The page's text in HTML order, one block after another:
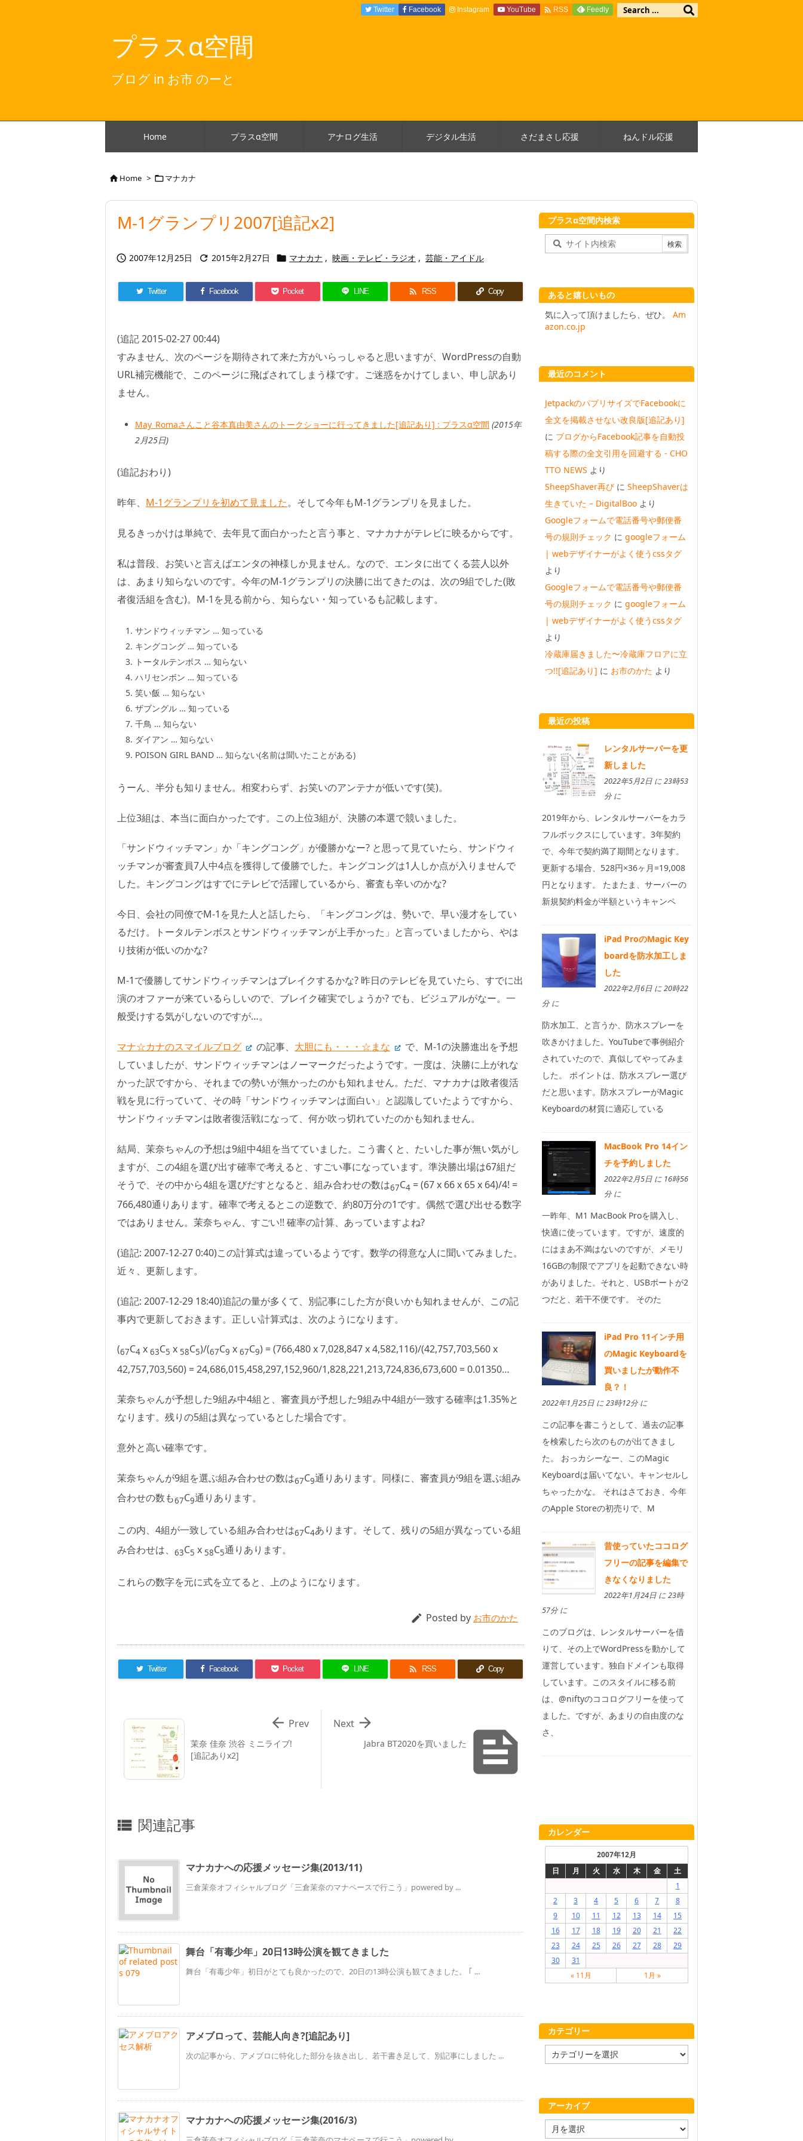
プラスα空間
ブログ in お市 のーと
Home プラスα空間 アナログ生活 デジタル生活 さだまさし応援 ねんドル応援
Twitter Facebook Instagram YouTube  RSS Feedly
Home > マナカナ
M-1グランプリ2007[追記x2]
 2007年12月25日  2015年2月27日  マナカナ , 映画・テレビ・ラジオ , 芸能・アイドル
Twitter Facebook Pocket LINE  RSS Copy
(追記 2015-02-27 00:44)
すみません、次のページを期待されて来た方がいらっしゃると思いますが、WordPressの自動
URL補完機能で、このページに飛ばされてしまう様です。ご迷惑をかけてしまい、申し訳あり
ません。
May_Romaさんこと谷本真由美さんのトークショーに行ってきました[追記あり] : プラスα空間 (2015年
2月25日)
(追記おわり)
昨年、 M-1グランプリを初めて見ました。そして今年もM-1グランプリを見ました。
見るきっかけは単純で、去年見て面白かったと言う事と、マナカナがテレビに映るからです。
私は普段、お笑いと言えばエンタの神様しか見ません。なので、エンタに出てくる芸人以外
は、あまり知らないのです。今年のM-1グランプリの決勝に出てきたのは、次の9組でした(敗
者復活組を含む)。M-1を見る前から、知らない・知っているも記載します。
サンドウィッチマン … 知っている
キングコング … 知っている
トータルテンボス … 知らない
ハリセンボン … 知っている
笑い飯 … 知らない
ザブングル … 知っている
千鳥 … 知らない
ダイアン … 知らない
POISON GIRL BAND … 知らない(名前は聞いたことがある)
うーん、半分も知りません。相変わらず、お笑いのアンテナが低いです(笑)。
上位3組は、本当に面白かったです。この上位3組が、決勝の本選で競いました。
「サンドウィッチマン」か「キングコング」が優勝かなー? と思って見ていたら、サンドウィ
ッチマンが審査員7人中4点を獲得して優勝でした。キングコングは1人しか点が入りませんで
した。キングコングはすでにテレビで活躍しているから、審査も辛いのかな?
今日、会社の同僚でM-1を見た人と話したら、「キングコングは、勢いで、早い漫才をしてい
るだけ。トータルテンボスとサンドウィッチマンが上手かった」と言っていましたから、やは
り技術が低いのかな?
M-1で優勝してサンドウィッチマンはブレイクするかな? 昨日のテレビを見ていたら、すでに出
演のオファーが来ているらしいので、ブレイク確実でしょうか? でも、ビジュアルがなー。一
般受けする気がしないのですが…。
マナ☆カナのスマイルブログ の記事、 大胆にも・・・☆まな
で、M-1の決勝進出を予想
していましたが、サンドウィッチマンはノーマークだったようです。一度は、決勝に上がれな
かった訳ですから、それまでの勢いが無かったのかも知れません。ただ、マナカナは敗者復活
戦を見に行っていて、その時「サンドウィッチマンは面白い」と認識していたようですから、
サンドウィッチマンは敗者復活戦になって、何か吹っ切れていたのかも知れません。
結局、茉奈ちゃんの予想は9組中4組を当てていました。こう書くと、たいした事が無い気がし
ますが、この4組を選び出す確率で考えると、すごい事になっています。準決勝出場は67組だ
そうで、その中から4組を選びだすとなると、組み合わせの数は67C4 = (67 x 66 x 65 x 64)/4! =
766,480通りあります。確率で考えるとこの逆数で、約80万分の1です。偶然で選び出せる数字
ではありません。茉奈ちゃん、すごい!! 確率の計算、あっていますよね?
(追記: 2007-12-27 0:40)この計算式は違っているようです。数学の得意な人に聞いてみました。
近々、更新します。
(追記: 2007-12-29 18:40)追記の量が多くて、別記事にした方が良いかも知れませんが、この記
事内で更新しておきます。正しい計算式は、次のようになります。
(67C4 x 63C5 x 58C5)/(67C9 x 67C9) = (766,480 x 7,028,847 x 4,582,116)/(42,757,703,560 x
42,757,703,560) = 24,686,015,458,297,152,960/1,828,221,213,724,836,673,600 = 0.01350…
茉奈ちゃんが予想した9組み中4組と、審査員が予想した9組み中4組が一致する確率は1.35%と
なります。残りの5組は異なっているとした場合です。
意外と高い確率です。
茉奈ちゃんが9組を選ぶ組み合わせの数は67C9通りあります。同様に、審査員が9組を選ぶ組み
合わせの数も67C9通りあります。
この内、4組が一致している組み合わせは67C4あります。そして、残りの5組が異なっている組
み合わせは、
63C5 x 58C5通りあります。
これらの数字を元に式を立てると、上のようになります。
 Posted by お市のかた
Twitter Facebook Pocket LINE  RSS Copy

Jabra BT2020を買いました

Next
茉奈 佳奈 渋谷 ミニライブ!
[追記ありx2]
 Prev
 関連記事
マナカナへの応援メッセージ集(2013/11)
三倉茉奈オフィシャルブログ「三倉茉奈のマナペースで行こう」powered by ...
舞台「有毒少年」20日13時公演を観てきました
舞台「有毒少年」初日がとても良かったので、20日の13時公演も観てきました。 ｢ ...
アメブロって、芸能人向き?[追記あり]
次の記事から、アメブロに特化した部分を抜き出し、若干書き足して、別記事にしました ...
マナカナへの応援メッセージ集(2016/3)
プラスα空間内検索
あると嬉しいもの
気に入って頂けましたら、ぜひ。 Am
azon.co.jp
最近のコメント
JetpackのパブリサイズでFacebookに
全文を掲載させない改良版[追記あり]
に ブログからFacebook記事を自動投
稿する際の全文引用を回避する - CHO
TTO NEWS より
SheepShaver再び に SheepShaverは
生きていた – DigitalBoo より
Googleフォームで電話番号や郵便番
号の規則チェック に googleフォーム
| webデザイナーがよく使うcssタグ
より
Googleフォームで電話番号や郵便番
号の規則チェック に googleフォーム
| webデザイナーがよく使うcssタグ
より
冷蔵庫届きました〜冷蔵庫フロアに立
つ!![追記あり] に お市のかた より
最近の投稿
レンタルサーバーを更
新しました
2022年5月2日 に 23時53
分 に
2019年から、レンタルサーバーをカラ
フルボックスにしています。3年契約
で、今年で契約満了期間となります。
更新する場合、528円×36ヶ月=19,008
円となります。 たまたま、サーバーの
新規契約料金が半額というキャンペ
iPad ProのMagic Key
boardを防水加工しま
した
2022年2月6日 に 20時22
分 に
防水加工、と言うか、防水スプレーを
吹きかけました。YouTubeで事例紹介
されていたので、真似してやってみま
した。 ポイントは、防水スプレー選び
だと思います。防水スプレーがMagic
Keyboardの材質に適応している
MacBook Pro 14イン
チを予約しました
2022年2月5日 に 16時56
分 に
一昨年、M1 MacBook Proを購入し、
快適に使っています。ですが、速度的
にはまあ不満はないのですが、メモリ
16GBの制限でアプリを起動できない時
がありました。それと、USBポートが2
つだと、若干不便です。 そのた
iPad Pro 11インチ用
のMagic Keyboardを
買いましたが動作不
良？！
2022年1月25日 に 23時12分 に
この記事を書こうとして、過去の記事
を検索したら次のものが出てきまし
た。 おっカシーなー、このMagic
Keyboardは届いてない。キャンセルし
ちゃったかな。 それはさておき、今年
のApple Storeの初売りで、M
昔使っていたココログ
フリーの記事を編集で
きなくなりました
2022年1月24日 に 23時
57分 に
このブログは、レンタルサーバーを借
りて、その上でWordPressを動かして
運営しています。独自ドメインも取得
しています。このスタイルに移る前
は、@niftyのココログフリーを使って
ました。ですが、あまりの自由度のな
さ、
カレンダー
2007年12月
日
月 火 水 木 金
土
1
2
3 4 5 6 7
8
9
10 11 12 13 14
15
16
17 18 19 20 21
22
23
24 25 26 27 28
29
30
31
« 11月
1月 »
カテゴリー
テ
ー
アーカイブ
ー